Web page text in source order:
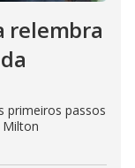
relembra
primeiros passos